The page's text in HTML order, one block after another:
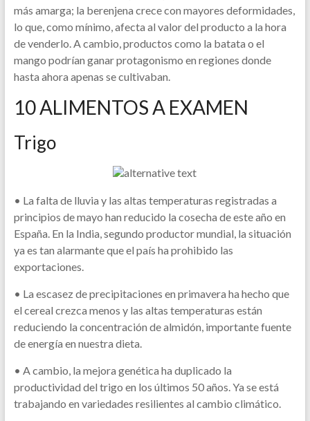
más amarga; la berenjena crece con mayores deformidades,
lo que, como mínimo, afecta al valor del producto a la hora
de venderlo. A cambio, productos como la batata o el
mango podrían ganar protagonismo en regiones donde
hasta ahora apenas se cultivaban.
10 ALIMENTOS A EXAMEN
Trigo
• La falta de lluvia y las altas temperaturas registradas a
principios de mayo han reducido la cosecha de este año en
España. En la India, segundo productor mundial, la situación
ya es tan alarmante que el país ha prohibido las
exportaciones.
• La escasez de precipitaciones en primavera ha hecho que
el cereal crezca menos y las altas temperaturas están
reduciendo la concentración de almidón, importante fuente
de energía en nuestra dieta.
• A cambio, la mejora genética ha duplicado la
productividad del trigo en los últimos 50 años. Ya se está
trabajando en variedades resilientes al cambio climático.